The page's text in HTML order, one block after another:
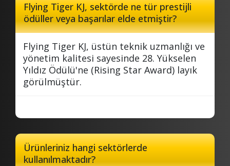
Flying Tiger KJ, sektörde ne tür prestijli
ödüller veya başarılar elde etmiştir?
Flying Tiger KJ, üstün teknik uzmanlığı ve
yönetim kalitesi sayesinde 28. Yükselen
Yıldız Ödülü'ne (Rising Star Award) layık
görülmüştür.
Ürünleriniz hangi sektörlerde
kullanılmaktadır?